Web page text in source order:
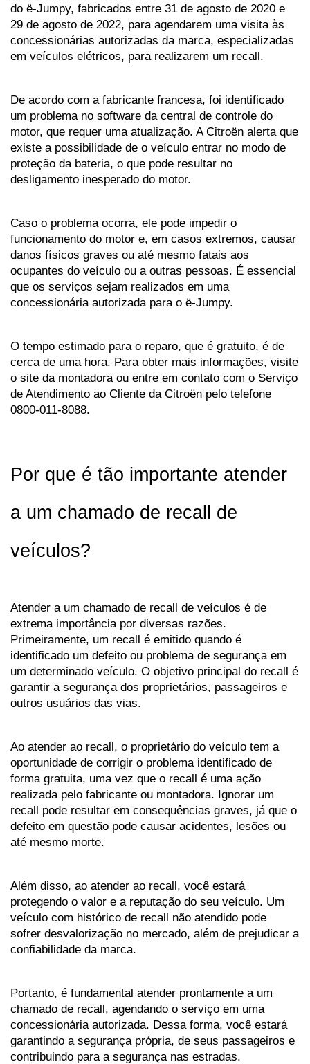
do ë-Jumpy, fabricados entre 31 de agosto de 2020 e
29 de agosto de 2022, para agendarem uma visita às
concessionárias autorizadas da marca, especializadas
em veículos elétricos, para realizarem um recall.
De acordo com a fabricante francesa, foi identificado
um problema no software da central de controle do
motor, que requer uma atualização. A Citroën alerta que
existe a possibilidade de o veículo entrar no modo de
proteção da bateria, o que pode resultar no
desligamento inesperado do motor.
Caso o problema ocorra, ele pode impedir o
funcionamento do motor e, em casos extremos, causar
danos físicos graves ou até mesmo fatais aos
ocupantes do veículo ou a outras pessoas. É essencial
que os serviços sejam realizados em uma
concessionária autorizada para o ë-Jumpy.
O tempo estimado para o reparo, que é gratuito, é de
cerca de uma hora. Para obter mais informações, visite
o site da montadora ou entre em contato com o Serviço
de Atendimento ao Cliente da Citroën pelo telefone
0800-011-8088.
Por que é tão importante atender
a um chamado de recall de
veículos?
Atender a um chamado de recall de veículos é de
extrema importância por diversas razões.
Primeiramente, um recall é emitido quando é
identificado um defeito ou problema de segurança em
um determinado veículo. O objetivo principal do recall é
garantir a segurança dos proprietários, passageiros e
outros usuários das vias.
Ao atender ao recall, o proprietário do veículo tem a
oportunidade de corrigir o problema identificado de
forma gratuita, uma vez que o recall é uma ação
realizada pelo fabricante ou montadora. Ignorar um
recall pode resultar em consequências graves, já que o
defeito em questão pode causar acidentes, lesões ou
até mesmo morte.
Além disso, ao atender ao recall, você estará
protegendo o valor e a reputação do seu veículo. Um
veículo com histórico de recall não atendido pode
sofrer desvalorização no mercado, além de prejudicar a
confiabilidade da marca.
Portanto, é fundamental atender prontamente a um
chamado de recall, agendando o serviço em uma
concessionária autorizada. Dessa forma, você estará
garantindo a segurança própria, de seus passageiros e
contribuindo para a segurança nas estradas.